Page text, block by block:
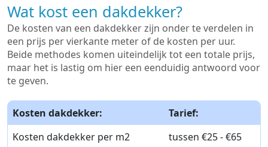
Wat kost een dakdekker?
De kosten van een dakdekker zijn onder te verdelen in
een prijs per vierkante meter of de kosten per uur.
Beide methodes komen uiteindelijk tot een totale prijs,
maar het is lastig om hier een eenduidig antwoord voor
te geven.
Kosten dakdekker:
Tarief:
Kosten dakdekker per m2
tussen €25 - €65